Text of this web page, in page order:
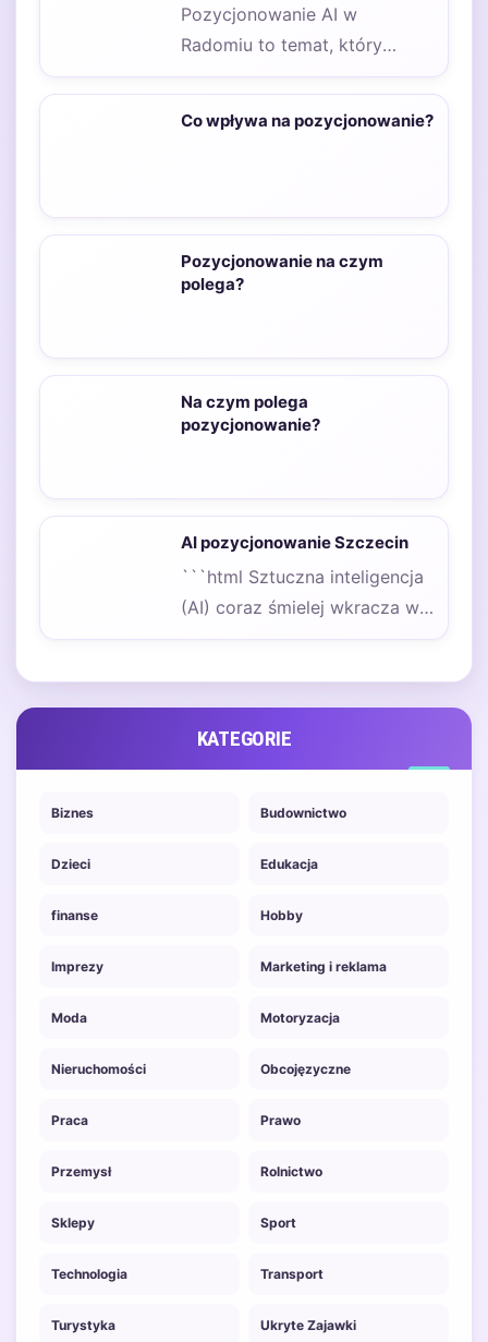
Pozycjonowanie AI w
Radomiu to temat, który
zyskuje na znaczeniu w miarę
Co wpływa na pozycjonowanie?
Pozycjonowanie na czym
polega?
Na czym polega
pozycjonowanie?
AI pozycjonowanie Szczecin
```html Sztuczna inteligencja
(AI) coraz śmielej wkracza w
świat marketingu
KATEGORIE
Biznes Budownictwo
Dzieci Edukacja
finanse Hobby
Imprezy Marketing i reklama
Moda Motoryzacja
Nieruchomości Obcojęzyczne
Praca Prawo
Przemysł Rolnictwo
Sklepy Sport
Technologia Transport
Turystyka Ukryte Zajawki